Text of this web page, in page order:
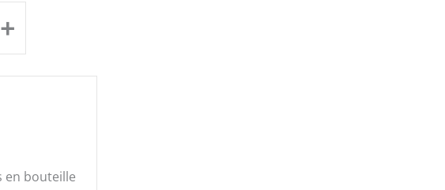
+
en bouteille